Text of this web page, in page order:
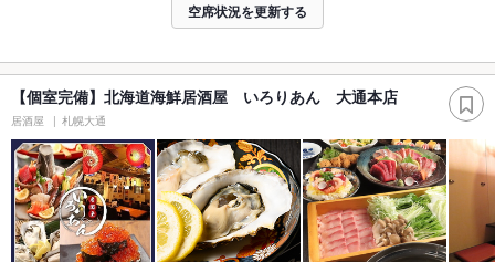
空席状況を更新する
【個室完備】北海道海鮮居酒屋 いろりあん 大通本店
居酒屋 札幌大通